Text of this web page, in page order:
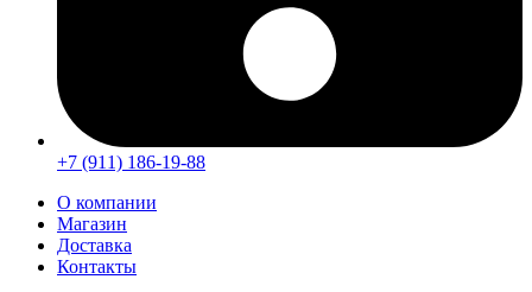
+7 (911) 186-19-88
О компании
Магазин
Доставка
Контакты